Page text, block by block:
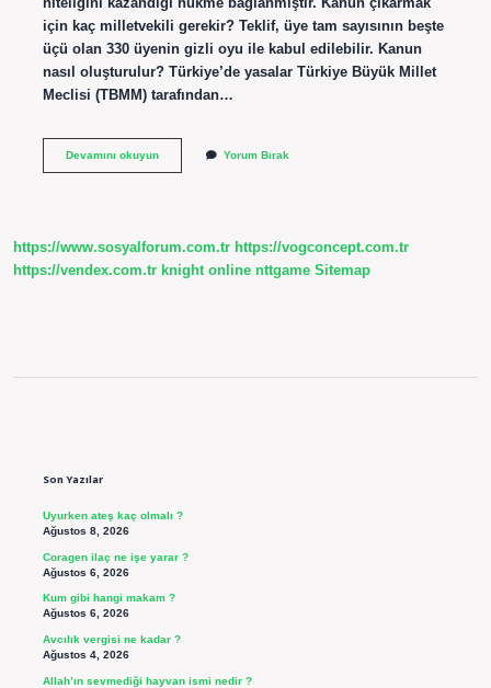
için kaç milletvekili gerekir? Teklif, üye tam sayısının beşte
üçü olan 330 üyenin gizli oyu ile kabul edilebilir. Kanun
nasıl oluşturulur? Türkiye’de yasalar Türkiye Büyük Millet
Meclisi (TBMM) tarafından…
Devamını okuyunBir
Yorum Bırak
https://www.sosyalforum.com.tr https://vogconcept.com.tr
https://vendex.com.tr knight online nttgame Sitemap
Son Yazılar
Uyurken ateş kaç olmalı ?
Ağustos 8, 2026
Coragen ilaç ne işe yarar ?
Ağustos 6, 2026
Kum gibi hangi makam ?
Ağustos 6, 2026
Avcılık vergisi ne kadar ?
Ağustos 4, 2026
Allah’ın sevmediği hayvan ismi nedir ?